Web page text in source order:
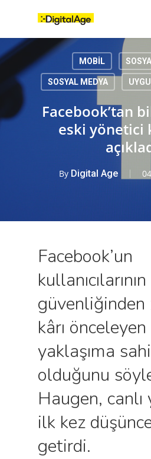
content
MOBİL
SOSYAL MEDYA
Facebook’tan
eski yönetici
By Digital Age
Facebook’un
kullanıcılarının
güvenliğinden
kârı
yaklaşıma
olduğunu
Haugen, canlı
ilk kez
getirdi.